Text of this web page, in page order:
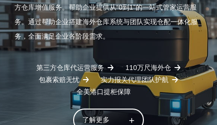
方仓库增值服务。帮助企业提供从“0到1”的一站式管家运营服
务。通过帮助企业搭建海外仓库系统与团队实现仓配一体化服
务，全面满足企业各阶段需求。
第三方仓库代运营服务
110万尺海外仓
包裹索赔无忧
实力报关代理团队护航
全美港口提柜保障
了解更多